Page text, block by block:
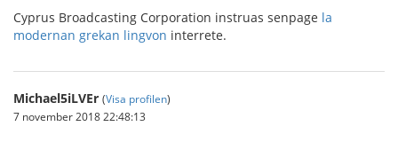
Cyprus Broadcasting Corporation instruas senpage la
modernan grekan lingvon interrete.
Michael5iLVEr (Visa profilen)
7 november 2018 22:48:13